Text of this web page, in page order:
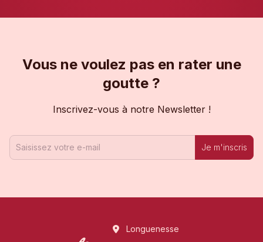
Vous ne voulez pas en rater une
goutte ?
Inscrivez-vous à notre Newsletter !
Je m'inscris
Longuenesse